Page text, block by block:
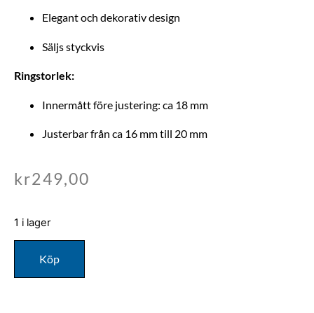
Elegant och dekorativ design
Säljs styckvis
Ringstorlek:
Innermått före justering: ca 18 mm
Justerbar från ca 16 mm till 20 mm
kr249,00
1 i lager
Köp